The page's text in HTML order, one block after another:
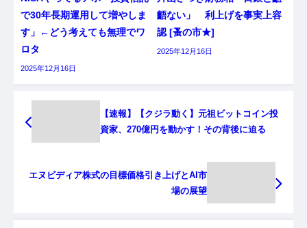
で30年長期運用して増やしま
す」←どう考えても無理でワ
ロタ
2025年12月16日
齬ない」 利上げを事実上容
認 [蚤の市★]
2025年12月16日
【速報】【クジラ動く】元祖ビットコイン投
資家、270億円を動かす！その背後に迫る
エヌビディア株式の目標価格引き上げとAI市
場の展望